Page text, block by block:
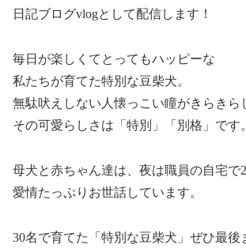
日記ブログvlogとして配信します！
毎日が楽しくてとってもハッピーな
私たちが育てた特別な豆柴犬。
無駄吠えしない人懐っこい瞳がきらきら
その可愛らしさは「特別」「別格」です。
母犬と赤ちゃん達は、夜は職員の自宅で
愛情たっぷりお世話しています。
30名で育てた「特別な豆柴犬」ぜひ最後